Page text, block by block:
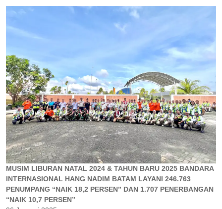
MUSIM LIBURAN NATAL 2024 & TAHUN BARU 2025 BANDARA
INTERNASIONAL HANG NADIM BATAM LAYANI 246.763
PENUMPANG “NAIK 18,2 PERSEN” DAN 1.707 PENERBANGAN
“NAIK 10,7 PERSEN”